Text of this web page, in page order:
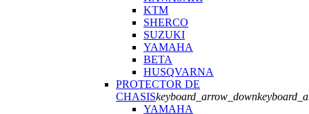
KTM
SHERCO
SUZUKI
YAMAHA
BETA
HUSQVARNA
PROTECTOR DE
CHASISkeyboard_arrow_down
YAMAHA